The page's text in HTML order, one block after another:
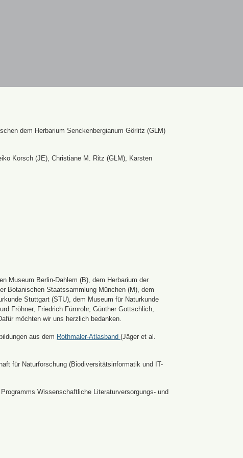
dem Herbarium Senckenbergianum Görlitz (GLM)
Korsch (JE), Christiane M. Ritz (GLM), Karsten
Museum Berlin-Dahlem (B), dem Herbarium der
Botanischen Staatssammlung München (M), dem
Stuttgart (STU), dem Museum für Naturkunde
Fröhner, Friedrich Fürnrohr, Günther Gottschlich,
möchten wir uns herzlich bedanken.
aus dem Rothmaler-Atlasband (Jäger et al.
für Naturforschung (Biodiversitätsinformatik und IT-
Wissenschaftliche Literaturversorgungs- und